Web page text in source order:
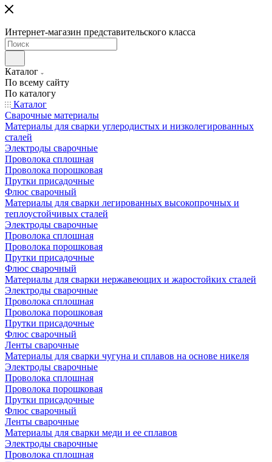
Интернет-магазин представительского класса
Каталог
По всему сайту
По каталогу
Каталог
Сварочные материалы
Материалы для сварки углеродистых и низколегированных
сталей
Электроды сварочные
Проволока сплошная
Проволока порошковая
Прутки присадочные
Флюс сварочный
Материалы для сварки легированных высокопрочных и
теплоустойчивых сталей
Электроды сварочные
Проволока сплошная
Проволока порошковая
Прутки присадочные
Флюс сварочный
Материалы для сварки нержавеющих и жаростойких сталей
Электроды сварочные
Проволока сплошная
Проволока порошковая
Прутки присадочные
Флюс сварочный
Ленты сварочные
Материалы для сварки чугуна и сплавов на основе никеля
Электроды сварочные
Проволока сплошная
Проволока порошковая
Прутки присадочные
Флюс сварочный
Ленты сварочные
Материалы для сварки меди и ее сплавов
Электроды сварочные
Проволока сплошная